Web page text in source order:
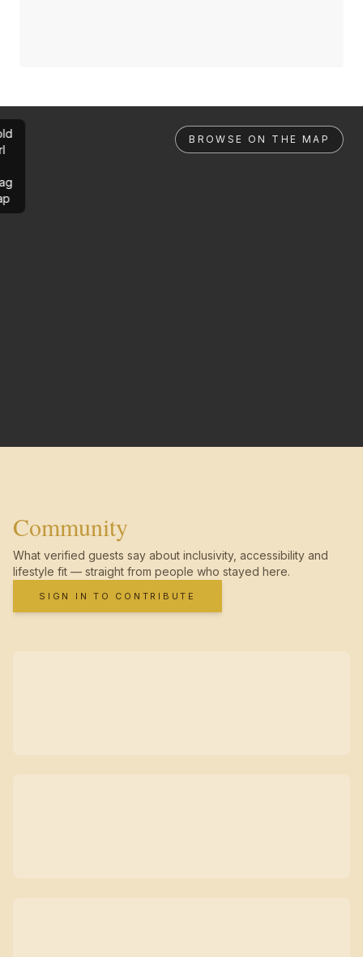
BROWSE ON THE MAP
Community
What verified guests say about inclusivity, accessibility and
lifestyle fit — straight from people who stayed here.
SIGN IN TO CONTRIBUTE